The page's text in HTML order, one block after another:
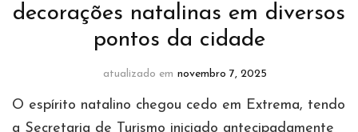
decorações natalinas em diversos
pontos da cidade
atualizado em novembro 7, 2025
O espírito natalino chegou cedo em Extrema, tendo
a Secretaria de Turismo iniciado antecipadamente